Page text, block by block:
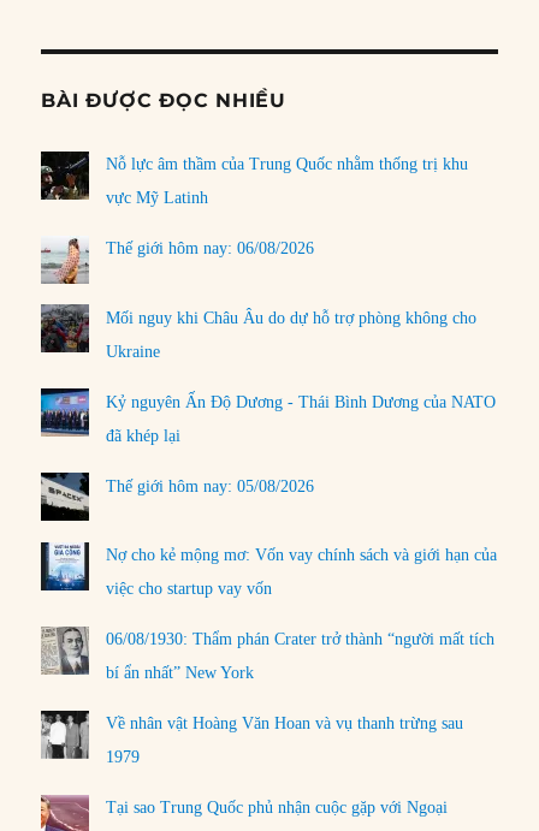
BÀI ĐƯỢC ĐỌC NHIỀU
Nỗ lực âm thầm của Trung Quốc nhằm thống trị khu
vực Mỹ Latinh
Thế giới hôm nay: 06/08/2026
Mối nguy khi Châu Âu do dự hỗ trợ phòng không cho
Ukraine
Kỷ nguyên Ấn Độ Dương - Thái Bình Dương của NATO
đã khép lại
Thế giới hôm nay: 05/08/2026
Nợ cho kẻ mộng mơ: Vốn vay chính sách và giới hạn của
việc cho startup vay vốn
06/08/1930: Thẩm phán Crater trở thành “người mất tích
bí ẩn nhất” New York
Về nhân vật Hoàng Văn Hoan và vụ thanh trừng sau
1979
Tại sao Trung Quốc phủ nhận cuộc gặp với Ngoại